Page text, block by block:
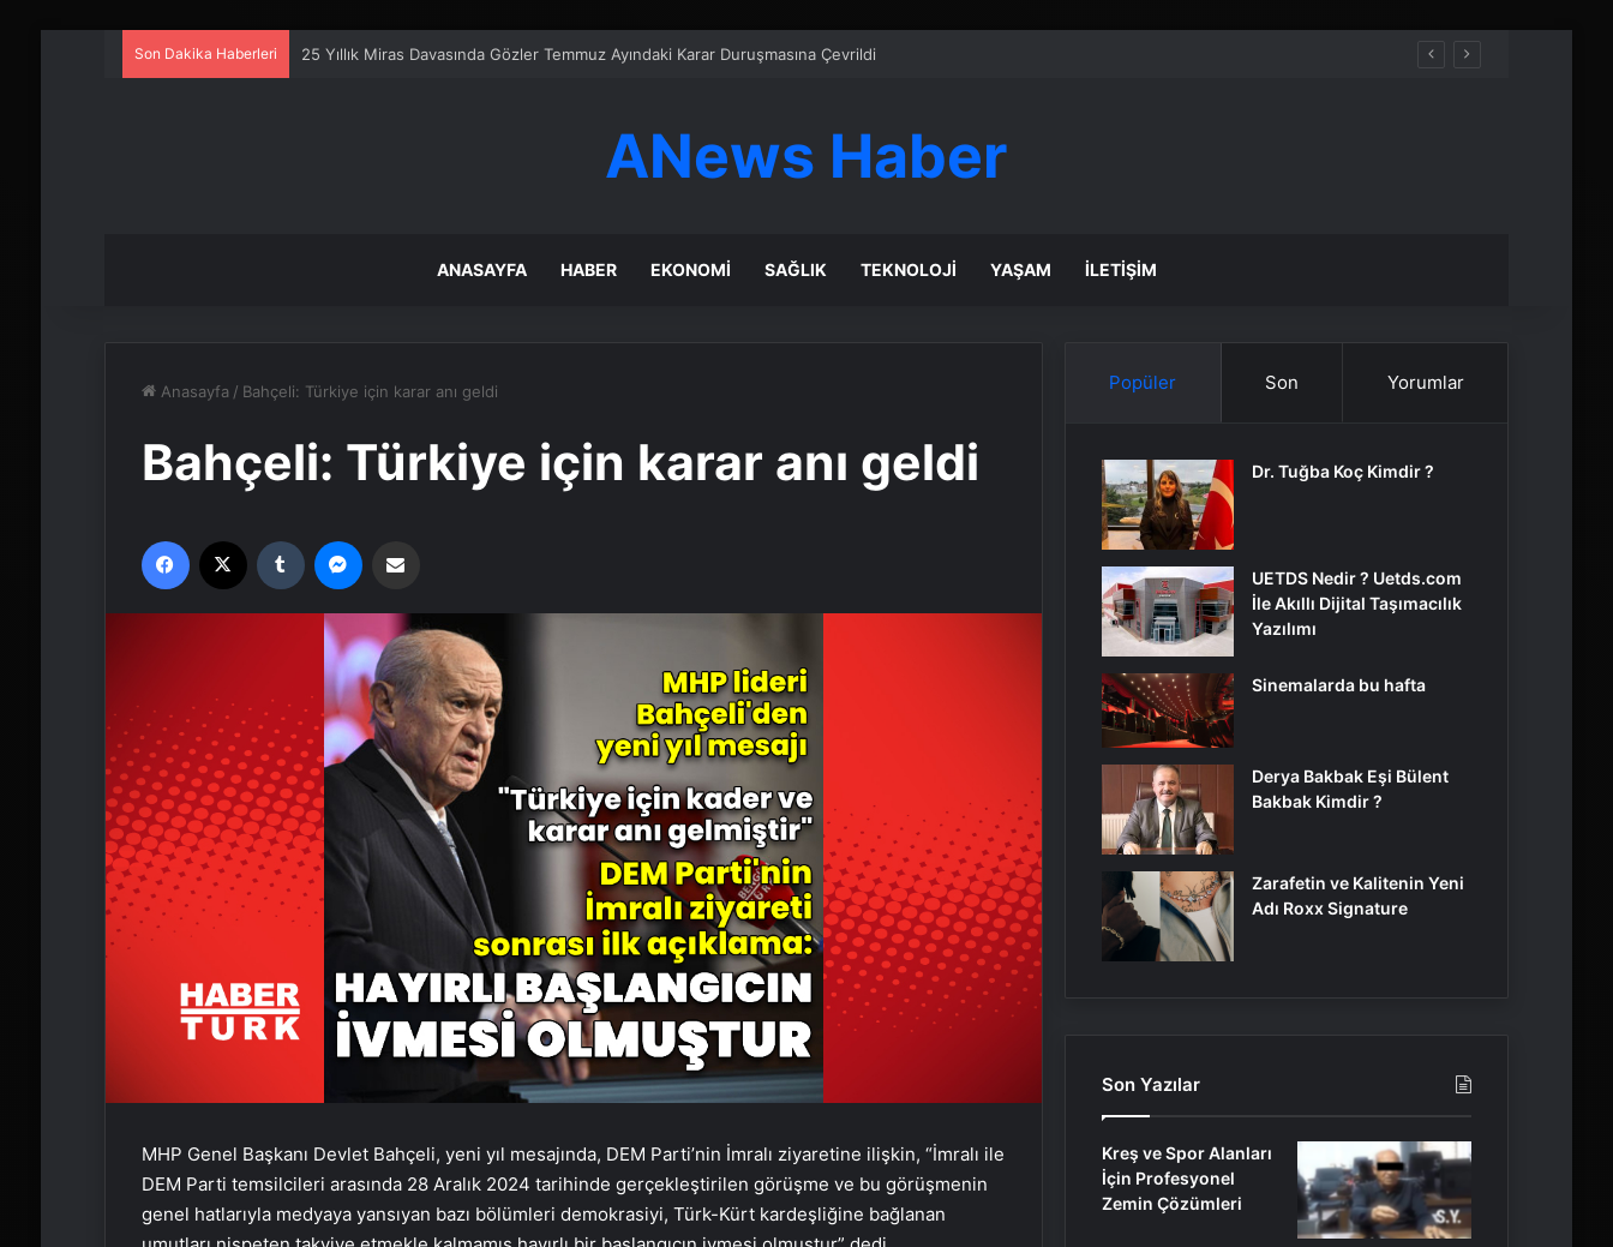
Son Dakika Haberleri 25 Yıllık Miras Davasında Gözler Temmuz Ayındaki Karar Duruşmasına Çevrildi
ANews Haber
ANASAYFA HABER EKONOMI SAĞLIK TEKNOLOJI YAŞAM İLETIŞIM
Anasayfa / Bahçeli: Türkiye için karar anı geldi
Bahçeli: Türkiye için karar anı geldi
Facebook Tumblr
MHP Genel Başkanı Devlet Bahçeli, yeni yıl mesajında, DEM Parti’nin İmralı ziyaretine ilişkin, “İmralı ile
DEM Parti temsilcileri arasında 28 Aralık 2024 tarihinde gerçekleştirilen görüşme ve bu görüşmenin
genel hatlarıyla medyaya yansıyan bazı bölümleri demokrasiyi, Türk-Kürt kardeşliğine bağlanan
Popüler Son Yorumlar
Dr. Tuğba Koç Kimdir ?
UETDS Nedir ? Uetds.com
İle Akıllı Dijital Taşımacılık
Yazılımı
Sinemalarda bu hafta
Derya Bakbak Eşi Bülent
Bakbak Kimdir ?
Zarafetin ve Kalitenin Yeni
Adı Roxx Signature
Son Yazılar
Kreş ve Spor Alanları
İçin Profesyonel
Zemin Çözümleri